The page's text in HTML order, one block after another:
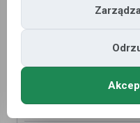
Syryjski Blitz Rosji
jest